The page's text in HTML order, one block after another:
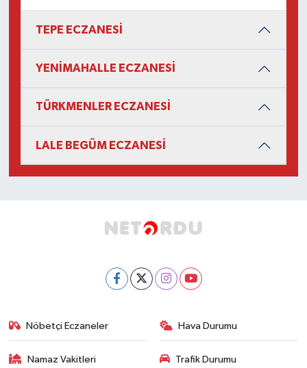
TEPE ECZANESİ
YENİMAHALLE ECZANESİ
TÜRKMENLER ECZANESİ
LALE BEGÜM ECZANESİ
Nöbetçi Eczaneler Hava Durumu
Namaz Vakitleri Trafik Durumu